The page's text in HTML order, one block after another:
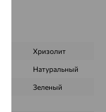
Хризолит
Натуральный
Зеленый